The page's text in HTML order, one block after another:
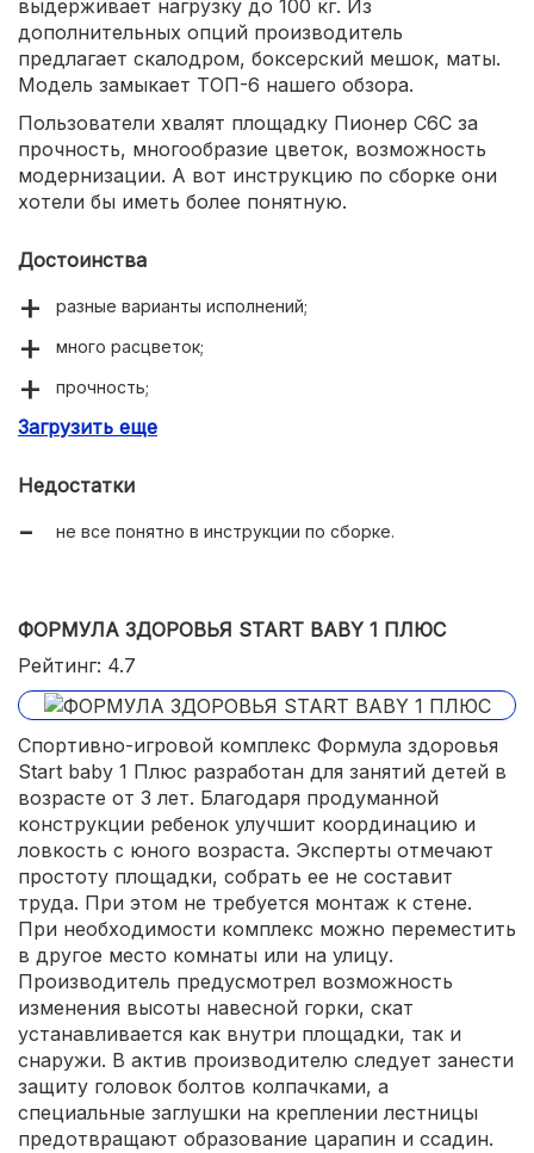
выдерживает нагрузку до 100 кг. Из
дополнительных опций производитель
предлагает скалодром, боксерский мешок, маты.
Модель замыкает ТОП-6 нашего обзора.
Пользователи хвалят площадку Пионер С6С за
прочность, многообразие цветок, возможность
модернизации. А вот инструкцию по сборке они
хотели бы иметь более понятную.
Достоинства
разные варианты исполнений;
много расцветок;
прочность;
возможность модернизации.
Загрузить еще
Недостатки
не все понятно в инструкции по сборке.
ФОРМУЛА ЗДОРОВЬЯ START BABY 1 ПЛЮС
Рейтинг: 4.7
Спортивно-игровой комплекс Формула здоровья
Start baby 1 Плюс разработан для занятий детей в
возрасте от 3 лет. Благодаря продуманной
конструкции ребенок улучшит координацию и
ловкость с юного возраста. Эксперты отмечают
простоту площадки, собрать ее не составит
труда. При этом не требуется монтаж к стене.
При необходимости комплекс можно переместить
в другое место комнаты или на улицу.
Производитель предусмотрел возможность
изменения высоты навесной горки, скат
устанавливается как внутри площадки, так и
снаружи. В актив производителю следует занести
защиту головок болтов колпачками, а
специальные заглушки на креплении лестницы
предотвращают образование царапин и ссадин.